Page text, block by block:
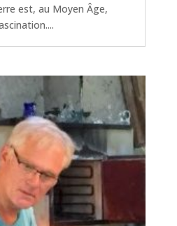
est, au Moyen Âge,